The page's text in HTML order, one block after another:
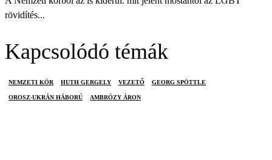
rövidítés...
Kapcsolódó témák
NEMZETI KÖR HUTH GERGELY VEZETŐ GEORG SPÖTTLE
OROSZ-UKRÁN HÁBORÚ AMBRÓZY ÁRON